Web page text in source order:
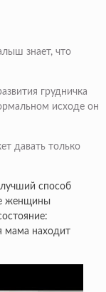
знает, что
грудничка
исходе он
давать только
способ
женщины
мама находит